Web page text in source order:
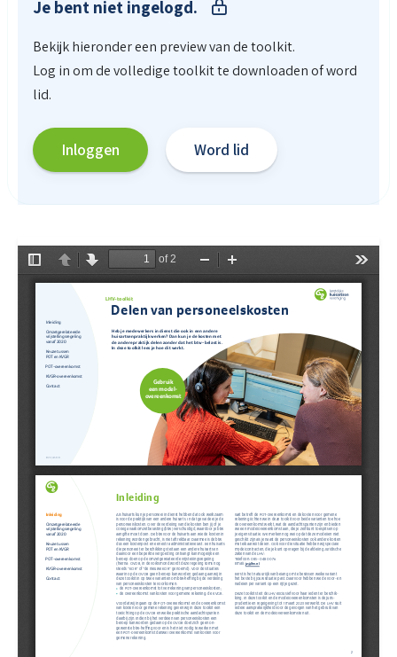
Je bent niet ingelogd.
Bekijk hieronder een preview van de toolkit.
Log in om de volledige toolkit te downloaden of word
lid.
Inloggen Word lid